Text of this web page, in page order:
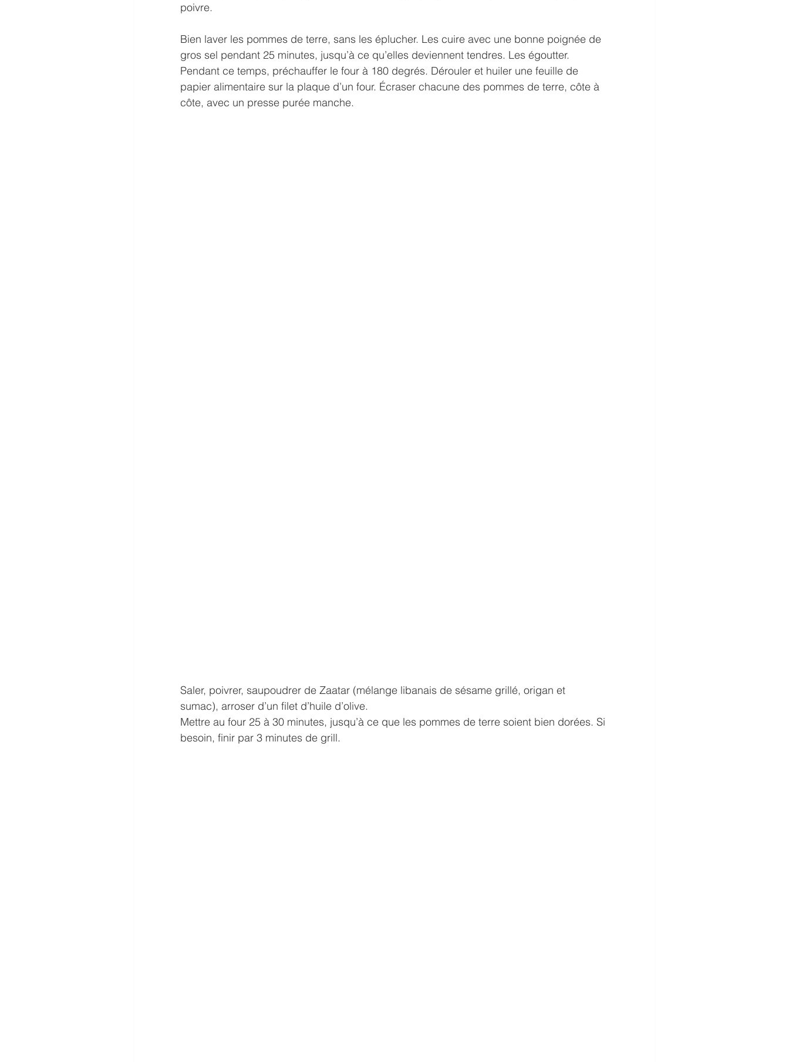
poivre.
Bien laver les pommes de terre, sans les éplucher. Les cuire avec une bonne poignée de
gros sel pendant 25 minutes, jusqu’à ce qu’elles deviennent tendres. Les égoutter.
Pendant ce temps, préchauffer le four à 180 degrés. Dérouler et huiler une feuille de
papier alimentaire sur la plaque d’un four. Écraser chacune des pommes de terre, côte à
côte, avec un presse purée manche.
Saler, poivrer, saupoudrer de Zaatar (mélange libanais de sésame grillé, origan et
sumac), arroser d’un filet d’huile d’olive.
Mettre au four 25 à 30 minutes, jusqu’à ce que les pommes de terre soient bien dorées. Si
besoin, finir par 3 minutes de grill.